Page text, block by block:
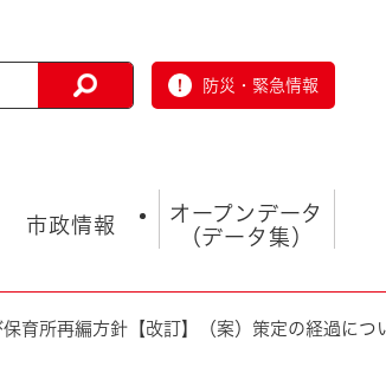
防災・緊急情報
くり・協働
市政情報
オープンデータ
（データ集）
育所再編方針【改訂】（案）策定の経過につ